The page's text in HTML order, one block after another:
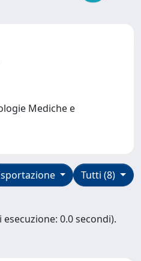
Mediche e
Tutti (8)
0.0 secondi).